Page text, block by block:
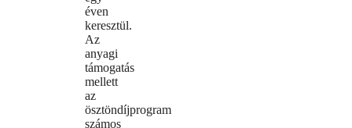
éven
keresztül.
Az
anyagi
támogatás
mellett
az
ösztöndíjprogram
számos